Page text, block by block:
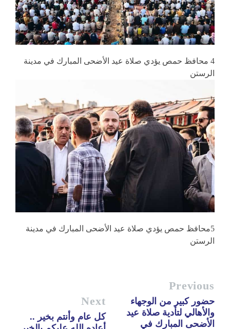
4 محافظ حمص يؤدي صلاة عيد الأضحى المبارك في مدينة
الرستن
5محافظ حمص يؤدي صلاة عيد الأضحى المبارك في مدينة
الرستن
Previous
حضور كبير من الوجهاء
والأهالي لتأدية صلاة عيد
الأضحى المبارك في
Next
كل عام وأنتم بخير ..